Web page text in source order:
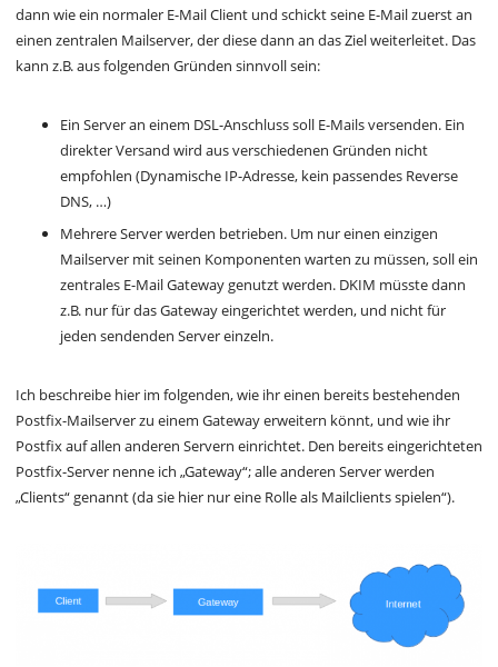
dann wie ein normaler E-Mail Client und schickt seine E-Mail zuerst an
einen zentralen Mailserver, der diese dann an das Ziel weiterleitet. Das
kann z.B. aus folgenden Gründen sinnvoll sein:
Ein Server an einem DSL-Anschluss soll E-Mails versenden. Ein
direkter Versand wird aus verschiedenen Gründen nicht
empfohlen (Dynamische IP-Adresse, kein passendes Reverse
DNS, …)
Mehrere Server werden betrieben. Um nur einen einzigen
Mailserver mit seinen Komponenten warten zu müssen, soll ein
zentrales E-Mail Gateway genutzt werden. DKIM müsste dann
z.B. nur für das Gateway eingerichtet werden, und nicht für
jeden sendenden Server einzeln.
Ich beschreibe hier im folgenden, wie ihr einen bereits bestehenden
Postfix-Mailserver zu einem Gateway erweitern könnt, und wie ihr
Postfix auf allen anderen Servern einrichtet. Den bereits eingerichteten
Postfix-Server nenne ich „Gateway“; alle anderen Server werden
„Clients“ genannt (da sie hier nur eine Rolle als Mailclients spielen“).